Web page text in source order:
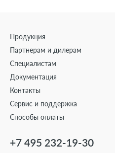
Продукция
Партнерам и дилерам
Специалистам
Документация
Контакты
Сервис и поддержка
Способы оплаты
+7 495 232-19-30